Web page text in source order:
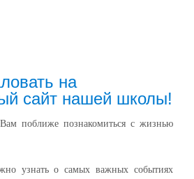
на
сайт нашей школы!
поближе познакомиться с жизнью
узнать о самых важных событиях